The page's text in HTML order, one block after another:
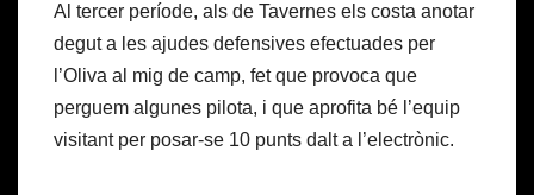
Al tercer període, als de Tavernes els costa anotar
degut a les ajudes defensives efectuades per
l’Oliva al mig de camp, fet que provoca que
perguem algunes pilota, i que aprofita bé l’equip
visitant per posar-se 10 punts dalt a l’electrònic.